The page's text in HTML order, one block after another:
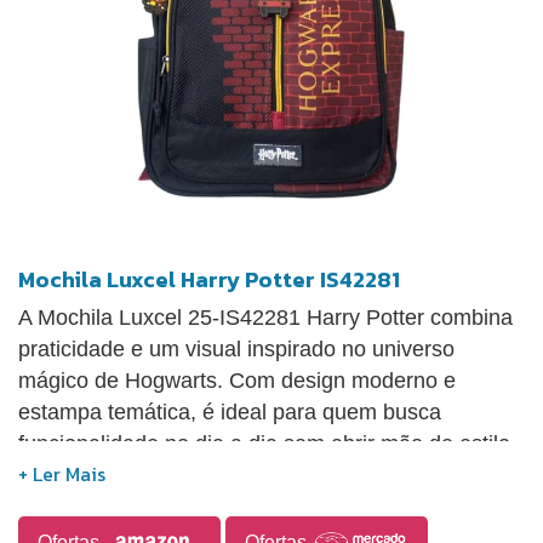
Mochila Luxcel Harry Potter IS42281
A Mochila Luxcel 25-IS42281 Harry Potter combina
praticidade e um visual inspirado no universo
mágico de Hogwarts. Com design moderno e
estampa temática, é ideal para quem busca
funcionalidade no dia a dia sem abrir mão de estilo.
Produzida com material resistente e acabamento de